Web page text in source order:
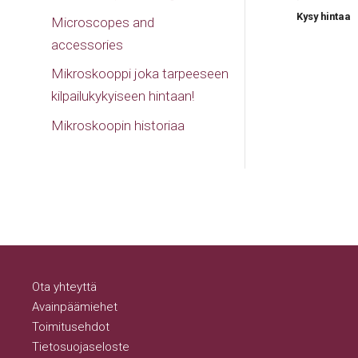
Kysy hintaa
Microscopes and
accessories
Mikroskooppi joka tarpeeseen
kilpailukykyiseen hintaan!
Mikroskoopin historiaa
Ota yhteyttä
Avainpäämiehet
Toimitusehdot
Tietosuojaseloste